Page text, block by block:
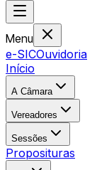
Menu
e-SICOuvidoria
Início
A Câmara
Vereadores
Sessões
Proposituras